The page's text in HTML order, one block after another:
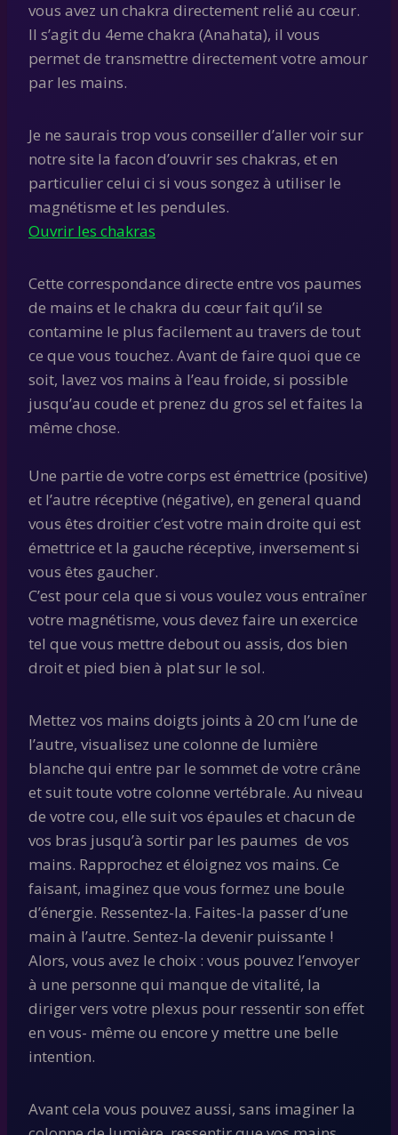
vous avez un chakra directement relié au cœur.
Il s’agit du 4eme chakra (Anahata), il vous
permet de transmettre directement votre amour
par les mains.
Je ne saurais trop vous conseiller d’aller voir sur
notre site la facon d’ouvrir ses chakras, et en
particulier celui ci si vous songez à utiliser le
magnétisme et les pendules.
Ouvrir les chakras
Cette correspondance directe entre vos paumes
de mains et le chakra du cœur fait qu’il se
contamine le plus facilement au travers de tout
ce que vous touchez. Avant de faire quoi que ce
soit, lavez vos mains à l’eau froide, si possible
jusqu’au coude et prenez du gros sel et faites la
même chose.
Une partie de votre corps est émettrice (positive)
et l’autre réceptive (négative), en general quand
vous êtes droitier c’est votre main droite qui est
émettrice et la gauche réceptive, inversement si
vous êtes gaucher.
C’est pour cela que si vous voulez vous entraîner
votre magnétisme, vous devez faire un exercice
tel que vous mettre debout ou assis, dos bien
droit et pied bien à plat sur le sol.
Mettez vos mains doigts joints à 20 cm l’une de
l’autre, visualisez une colonne de lumière
blanche qui entre par le sommet de votre crâne
et suit toute votre colonne vertébrale. Au niveau
de votre cou, elle suit vos épaules et chacun de
vos bras jusqu’à sortir par les paumes de vos
mains. Rapprochez et éloignez vos mains. Ce
faisant, imaginez que vous formez une boule
d’énergie. Ressentez-la. Faites-la passer d’une
main à l’autre. Sentez-la devenir puissante !
Alors, vous avez le choix : vous pouvez l’envoyer
à une personne qui manque de vitalité, la
diriger vers votre plexus pour ressentir son effet
en vous- même ou encore y mettre une belle
intention.
Avant cela vous pouvez aussi, sans imaginer la